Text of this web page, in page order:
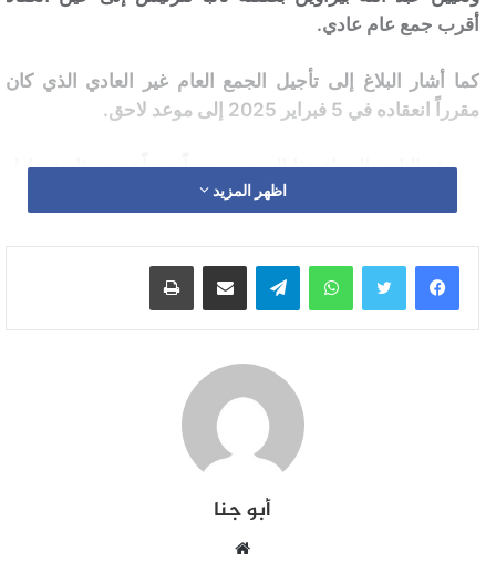
أقرب جمع عام عادي.
كما أشار البلاغ إلى تأجيل الجمع العام غير العادي الذي كان
مقرراً انعقاده في 5 فبراير 2025 إلى موعد لاحق.
ويعيش النادي الرجاء هذا الموسم وضعاً صعباً تحت رئاسة عادل
هلا، حيث يقبع في المركز الثامن في ترتيب الدوري، إضافة إلى
الناجحة والأزمة المالية التي يعاني منها النادي بسبب التسيير
الكارثي للفريق.
اظهر المزيد
واتساب تيلقرام مشاركة عبر البريد طباعة
أبو جنا